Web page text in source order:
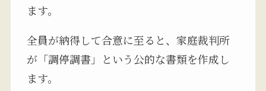
ます。
全員が納得して合意に至ると、家庭裁判所
が「調停調書」という公的な書類を作成し
ます。